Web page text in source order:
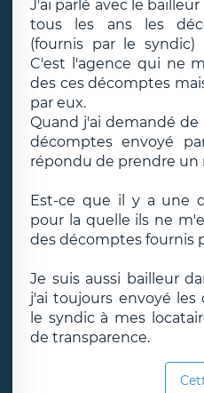
J'ai parlé avec le
tous les ans les
(fournis par le syndic)
C'est l'agence qui ne
des ces décomptes
par eux.
Quand j'ai demandé
décomptes envoyé
répondu de prendre un
Est-ce que il y a une
pour la quelle ils ne
des décomptes fournis
Je suis aussi bailleur
j'ai toujours envoyé
le syndic à mes
de transparence.